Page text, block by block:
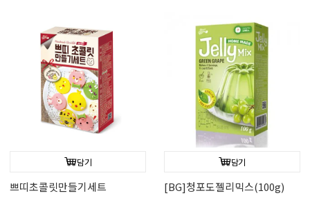
담기
쁘띠초콜릿만들기세트
담기
[BG]청포도젤리믹스(100g)